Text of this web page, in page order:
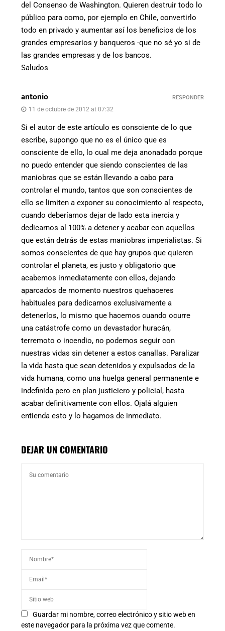
del Consenso de Washington. Quieren destruir todo lo
público para como, por ejemplo en Chile, convertirlo
todo en privado y aumentar así los beneficios de los
grandes empresarios y banqueros -que no sé yo si de
las grandes empresas y de los bancos.
Saludos
antonio
11 de octubre de 2012 at 07:32
Si el autor de este artículo es consciente de lo que
escribe, supongo que no es el único que es
consciente de ello, lo cual me deja anonadado porque
no puedo entender que siendo conscientes de las
maniobras que se están llevando a cabo para
controlar el mundo, tantos que son conscientes de
ello se limiten a exponer su conocimiento al respecto,
cuando deberíamos dejar de lado esta inercia y
dedicarnos al 100% a detener y acabar con aquellos
que están detrás de estas maniobras imperialistas. Si
somos conscientes de que hay grupos que quieren
controlar el planeta, es justo y obligatorio que
acabemos inmediatamente con ellos, dejando
aparcados de momento nuestros quehaceres
habituales para dedicarnos exclusivamente a
detenerlos, lo mismo que hacemos cuando ocurre
una catástrofe como un devastador huracán,
terremoto o incendio, no podemos seguir con
nuestras vidas sin detener a estos canallas. Paralizar
la vida hasta que sean detenidos y expulsados de la
vida humana, como una huelga general permanente e
indefinida pero en plan justiciero y policial, hasta
acabar definitivamente con ellos. Ojalá alguien
entienda esto y lo hagamos de inmediato.
RESPONDER
DEJAR UN COMENTARIO
Guardar mi nombre, correo electrónico y sitio web en
este navegador para la próxima vez que comente.